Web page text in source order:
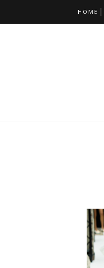
HOME